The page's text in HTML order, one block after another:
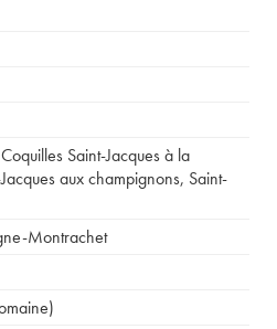
Coquilles Saint-Jacques à la
aux champignons, Saint-
Montrachet